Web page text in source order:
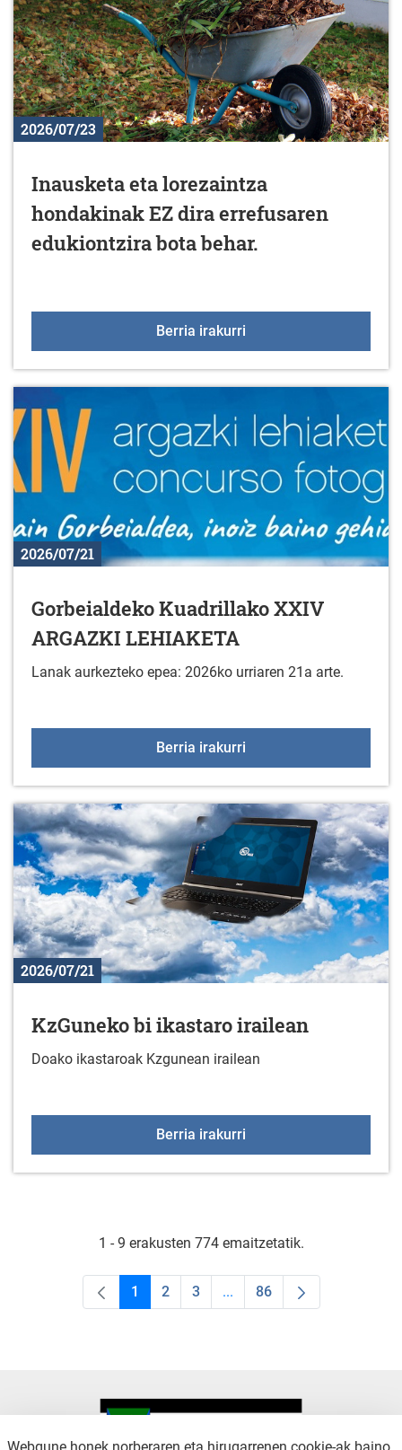
2026/07/23
Inausketa eta lorezaintza
hondakinak EZ dira errefusaren
edukiontzira bota behar.
Berria irakurri
2026/07/21
Gorbeialdeko Kuadrillako XXIV
ARGAZKI LEHIAKETA
Lanak aurkezteko epea: 2026ko urriaren 21a arte.
Berria irakurri
2026/07/21
KzGuneko bi ikastaro irailean
Doako ikastaroak Kzgunean irailean
Berria irakurri
1 - 9 erakusten 774 emaitzetatik.
Orrialdea
1 Orrialdea
2 Orrialdea
3 ...Intermediate Pages Use
Orrialdea
86